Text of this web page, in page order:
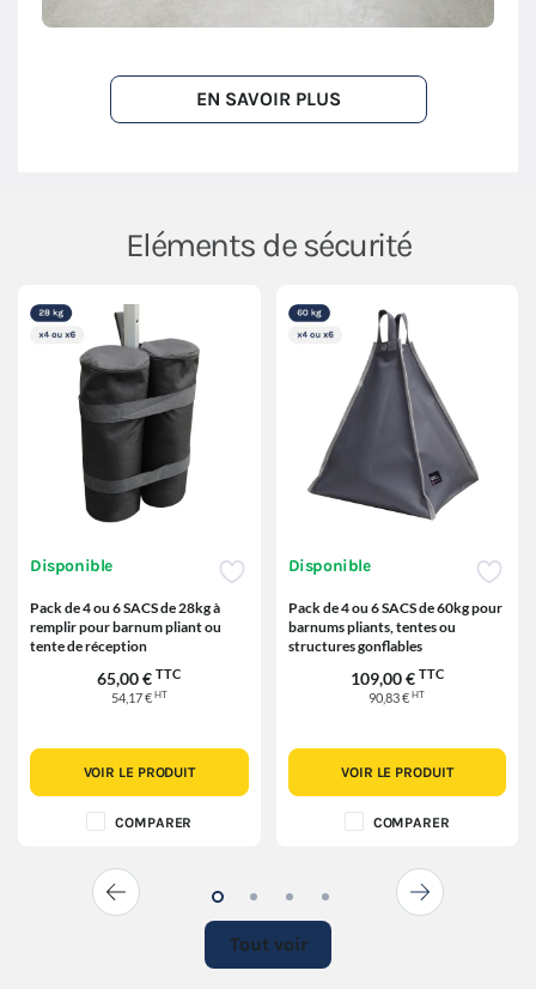
EN SAVOIR PLUS
Eléments de sécurité
Disponible
Pack de 4 ou 6 SACS de 28kg à
remplir pour barnum pliant ou
tente de réception
65,00 € TTC
54,17 € HT
VOIR LE PRODUIT
COMPARER
Disponible
Pack de 4 ou 6 SACS de 60kg pour
barnums pliants, tentes ou
structures gonflables
109,00 € TTC
90,83 €HT
VOIR LE PRODUIT
COMPARER
Tout voir